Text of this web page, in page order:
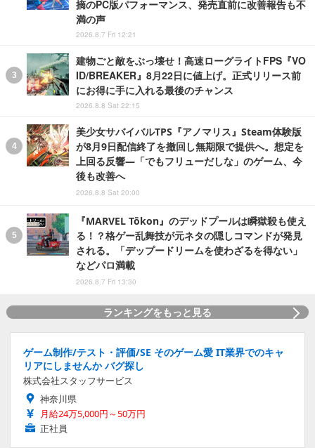
摘のPC版パフォーマンス、発売直前に改善報告も不
満の声
2026.8.7 Fri 12:21
建物ごと敵をぶっ壊せ！高速ローグライトFPS『VO
ID/BREAKER』8月22日に値上げ。正式リリース前
にお得に手に入れる最後のチャンス
2026.8.8 Sat 22:15
美少女サバイバルTPS『アノマリス』Steam体験版
が8月9日配信終了を撤回し無期限で提供へ。想定を
上回る反響―「でもフリューだしな」のゲーム、今
後も改善へ
2026.8.8 Sat 20:00
『MARVEL Tōkon』のデッドプールは瞬獄殺も使え
る！？格ゲー乱舞技が元ネタの隠しコマンドが発見
される。「デップードリームを使わざるを得ない」
などパロ満載
2026.8.7 Fri 13:30
ランキングをもっと見る
ゲーム制作/テスト・評価/SE そのゲーム愛 IT業界でのキャ
リアにしませんか バグ探し
株式会社スタッフサービス
神奈川県
月給24万5,000円～50万円
正社員